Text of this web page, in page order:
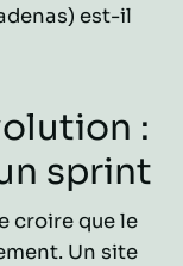
est-il
:
sprint
croire que le
Un site